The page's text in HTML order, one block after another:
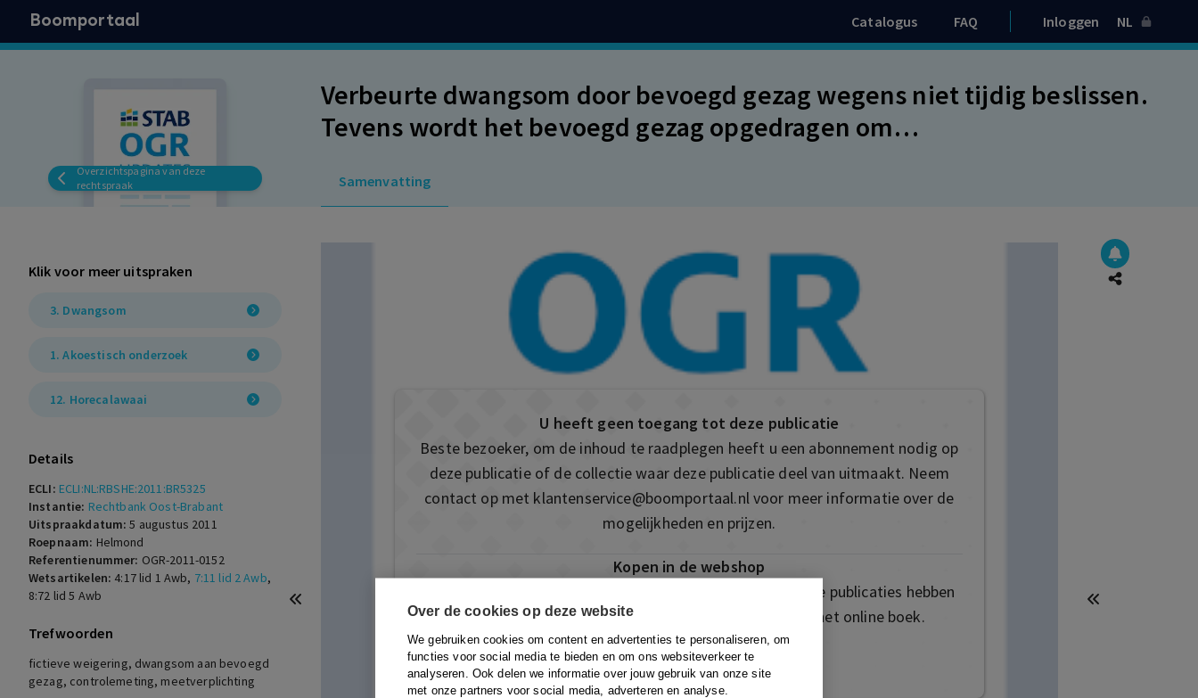
Over de cookies op deze website
We gebruiken cookies om content en advertenties te personaliseren, om
functies voor social media te bieden en om ons websiteverkeer te
analyseren. Ook delen we informatie over jouw gebruik van onze site
met onze partners voor social media, adverteren en analyse.
Boomportaal Catalogus FAQ Inloggen NL
Overzichtspagina van deze
rechtspraak
Verbeurte dwangsom door bevoegd gezag wegens niet tijdig beslissen.
Tevens wordt het bevoegd gezag opgedragen om
Samenvatting
Klik voor meer uitspraken
3. Dwangsom
1. Akoestisch onderzoek
12. Horecalawaai
Details
ECLI: ECLI:NL:RBSHE:2011:BR5325
Instantie: Rechtbank Oost-Brabant
Uitspraakdatum:5 augustus 2011
Roepnaam: Helmond
Referentienummer: OGR-2011-0152
Wetsartikelen: 4:17 lid 1 Awb, 7:11 lid 2 Awb,
8:72 lid 5 Awb
Trefwoorden
fictieve weigering, dwangsom aan bevoegd
gezag, controlemeting, meetverplichting
U heeft geen toegang tot deze publicatie
Beste bezoeker, om de inhoud te raadplegen heeft u een abonnement nodig op
deze publicatie of de collectie waar deze publicatie deel van uitmaakt. Neem
contact op met klantenservice@boomportaal.nlvoor meer informatie over de
mogelijkheden en prijzen.
Kopen in de webshop
Deze publicatie is ook te vinden in onze webshop. Sommige publicaties hebben
ook de mogelijkheid om direct toegang te kopen tot het online boek.
Naar de webshop